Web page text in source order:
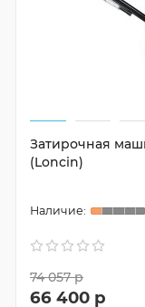
Затирочная
(Loncin)
74 057 р
66 400 р